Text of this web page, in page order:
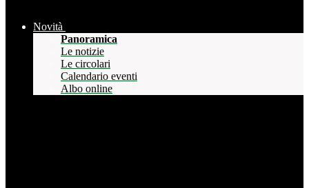
Novità
Panoramica
Le notizie
Le circolari
Calendario eventi
Albo online